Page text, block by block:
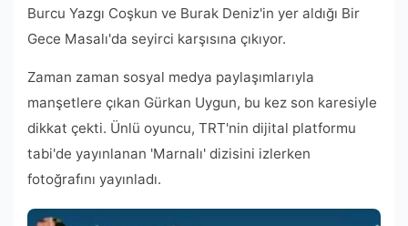
Burcu Yazgı Coşkun ve Burak Deniz'in yer aldığı Bir
Gece Masalı'da seyirci karşısına çıkıyor.
Zaman zaman sosyal medya paylaşımlarıyla
manşetlere çıkan Gürkan Uygun, bu kez son karesiyle
dikkat çekti. Ünlü oyuncu, TRT'nin dijital platformu
tabi'de yayınlanan 'Marnalı' dizisini izlerken
fotoğrafını yayınladı.